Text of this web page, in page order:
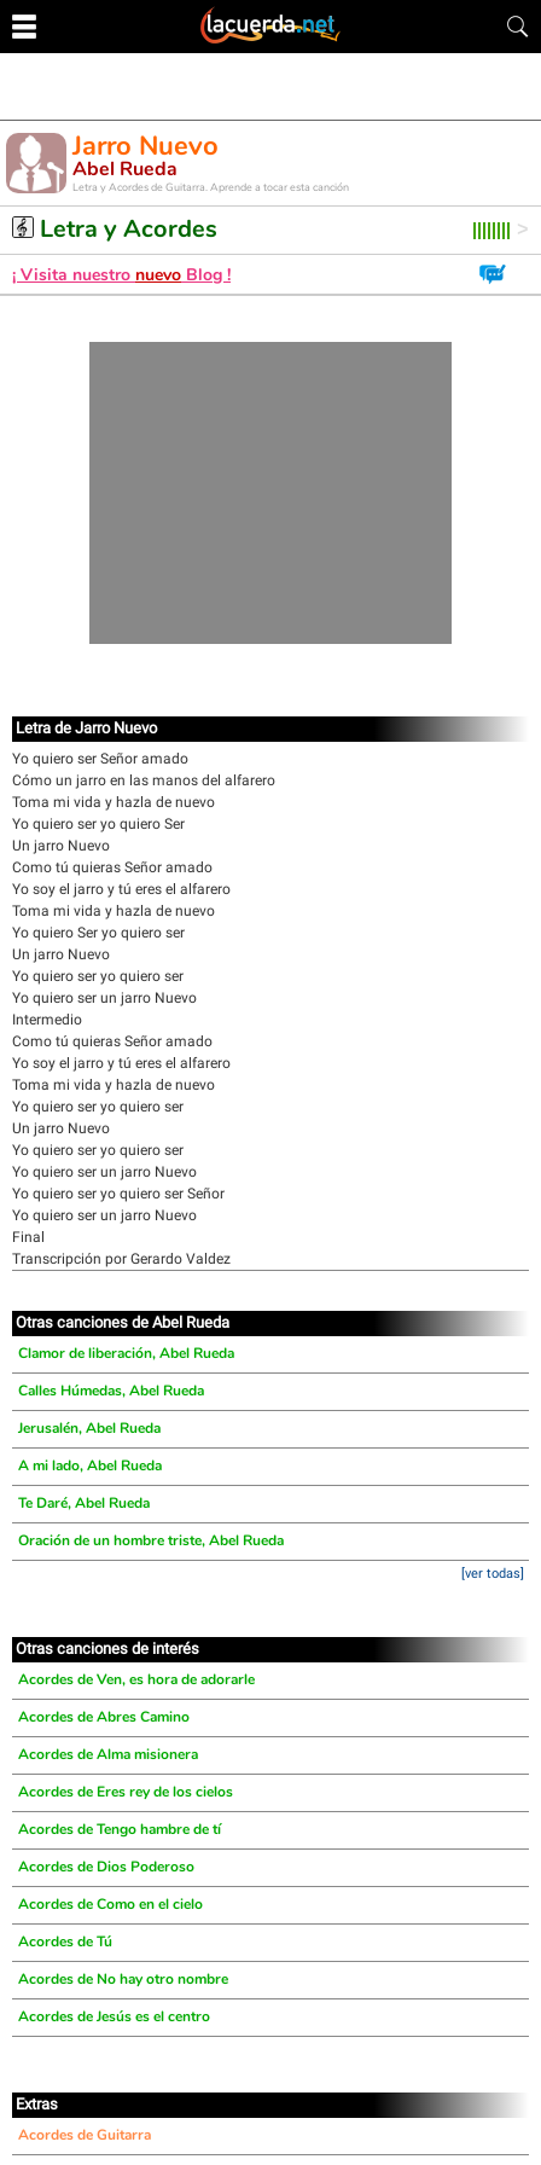
Jarro Nuevo
Abel Rueda
Letra y Acordes de Guitarra. Aprende a tocar esta canción
Letra y Acordes
¡ Visita nuestro nuevo Blog !
Letra de Jarro Nuevo
Yo quiero ser Señor amado
Cómo un jarro en las manos del alfarero
Toma mi vida y hazla de nuevo
Yo quiero ser yo quiero Ser
Un jarro Nuevo
Como tú quieras Señor amado
Yo soy el jarro y tú eres el alfarero
Toma mi vida y hazla de nuevo
Yo quiero Ser yo quiero ser
Un jarro Nuevo
Yo quiero ser yo quiero ser
Yo quiero ser un jarro Nuevo
Intermedio
Como tú quieras Señor amado
Yo soy el jarro y tú eres el alfarero
Toma mi vida y hazla de nuevo
Yo quiero ser yo quiero ser
Un jarro Nuevo
Yo quiero ser yo quiero ser
Yo quiero ser un jarro Nuevo
Yo quiero ser yo quiero ser Señor
Yo quiero ser un jarro Nuevo
Final
Transcripción por Gerardo Valdez
Otras canciones de Abel Rueda
Clamor de liberación, Abel Rueda
Calles Húmedas, Abel Rueda
Jerusalén, Abel Rueda
A mi lado, Abel Rueda
Te Daré, Abel Rueda
Oración de un hombre triste, Abel Rueda
[ver todas]
Otras canciones de interés
Acordes de Ven, es hora de adorarle
Acordes de Abres Camino
Acordes de Alma misionera
Acordes de Eres rey de los cielos
Acordes de Tengo hambre de tí
Acordes de Dios Poderoso
Acordes de Como en el cielo
Acordes de Tú
Acordes de No hay otro nombre
Acordes de Jesús es el centro
Extras
Acordes de Guitarra